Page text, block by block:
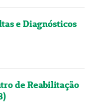
e Diagnósticos
de Reabilitação